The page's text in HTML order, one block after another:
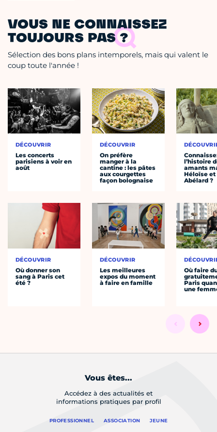
VOUS NE CONNAISSEZ
TOUJOURS PAS ?
Sélection des bons plans intemporels, mais qui valent le
coup toute l'année !
DÉCOUVRIR
Les concerts
parisiens à voir en
août
DÉCOUVRIR
Où donner son
sang à Paris cet
été ?
DÉCOUVRIR
On préfère
manger à la
cantine : les pâtes
aux courgettes
façon bolognaise
DÉCOUVRIR
Les meilleures
expos du moment
à faire en famille
l’histoire
amants
Héloïse et
Abélard ?
Où faire
Paris
une
Vous êtes...
Accédez à des actualités et
informations pratiques par profil
PROFESSIONNEL ASSOCIATION JEUNE